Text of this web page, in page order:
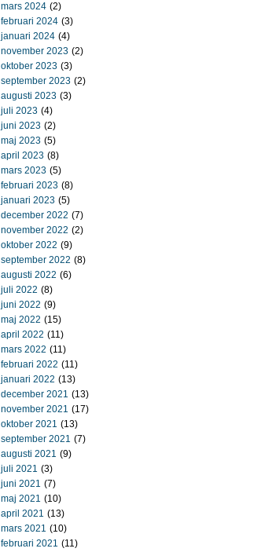
mars 2024 (2)
februari 2024 (3)
januari 2024 (4)
november 2023 (2)
oktober 2023 (3)
september 2023 (2)
augusti 2023 (3)
juli 2023 (4)
juni 2023 (2)
maj 2023 (5)
april 2023 (8)
mars 2023 (5)
februari 2023 (8)
januari 2023 (5)
december 2022 (7)
november 2022 (2)
oktober 2022 (9)
september 2022 (8)
augusti 2022 (6)
juli 2022 (8)
juni 2022 (9)
maj 2022 (15)
april 2022 (11)
mars 2022 (11)
februari 2022 (11)
januari 2022 (13)
december 2021 (13)
november 2021 (17)
oktober 2021 (13)
september 2021 (7)
augusti 2021 (9)
juli 2021 (3)
juni 2021 (7)
maj 2021 (10)
april 2021 (13)
mars 2021 (10)
februari 2021 (11)